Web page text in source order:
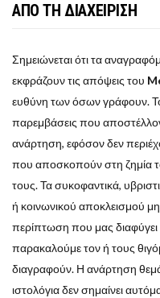
ΑΠΟ ΤΗ ΔΙΑΧΕΙΡΙΣΗ
Σημειώνεται ότι τα
εκφράζουν τις απόψεις του
ευθύνη των όσων γράφουν. Το
παρεμβάσεις που
ανάρτηση, εφόσον δεν
που αποσκοπούν στη ζημία
τους. Τα συκοφαντικά,
ή κοινωνικού αποκλεισμού
περίπτωση που μας
παρακαλούμε τον ή τους
διαγραφούν. Η ανάρτηση
ιστολόγια δεν σημαίνει